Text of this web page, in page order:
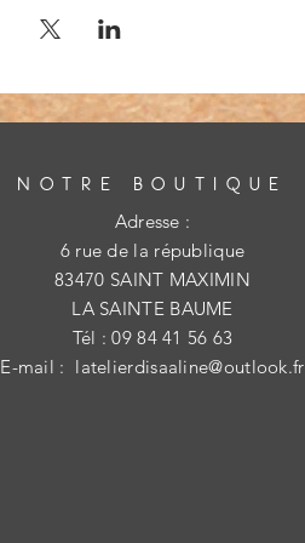
NOTRE BOUTIQUE
Adresse :
6 rue de la république
83470 SAINT MAXIMIN
LA SAINTE BAUME
Tél : 09 84 41 56 63
E-mail : latelierdisaaline@outlook.fr